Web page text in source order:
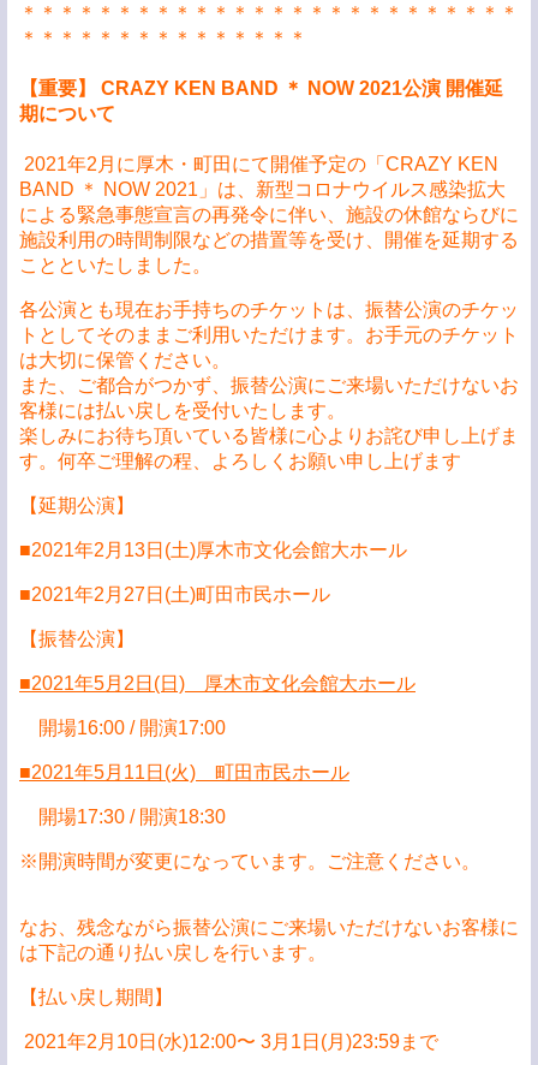
＊＊＊＊＊＊＊＊＊＊＊＊＊＊＊＊＊＊＊＊＊＊＊＊＊＊
＊＊＊＊＊＊＊＊＊＊＊＊＊＊＊
【重要】 CRAZY KEN BAND ＊ NOW 2021公演 開催延
期について
2021年2月に厚木・町田にて開催予定の「CRAZY KEN
BAND ＊ NOW 2021」は、新型コロナウイルス感染拡大
による緊急事態宣言の再発令に伴い、施設の休館ならびに
施設利用の時間制限などの措置等を受け、開催を延期する
ことといたしました。
各公演とも現在お手持ちのチケットは、振替公演のチケッ
トとしてそのままご利用いただけます。お手元のチケット
は大切に保管ください。
また、ご都合がつかず、振替公演にご来場いただけないお
客様には払い戻しを受付いたします。
楽しみにお待ち頂いている皆様に心よりお詫び申し上げま
す。何卒ご理解の程、よろしくお願い申し上げます
【延期公演】
■2021年2月13日(土)厚木市文化会館大ホール
■2021年2月27日(土)町田市⺠ホール
【振替公演】
■2021年5月2日(日) 厚木市文化会館大ホール
開場16:00 / 開演17:00
■2021年5月11日(火) 町田市⺠ホール
開場17:30 / 開演18:30
※開演時間が変更になっています。ご注意ください。
なお、残念ながら振替公演にご来場いただけないお客様に
は下記の通り払い戻しを行います。
【払い戻し期間】
2021年2月10日(水)12:00〜 3月1日(月)23:59まで